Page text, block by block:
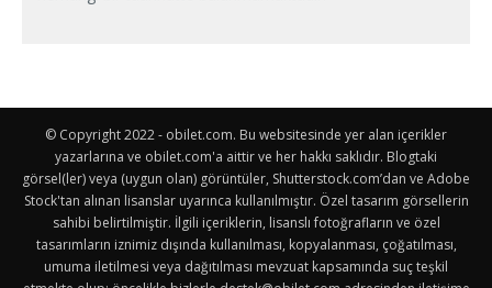
© Copyright 2022 - obilet.com. Bu websitesinde yer alan içerikler
yazarlarına ve obilet.com'a aittir ve her hakkı saklıdır. Blogtaki
görsel(ler) veya (uygun olan) görüntüler, Shutterstock.com’dan ve Adobe
Stock'tan alınan lisanslar uyarınca kullanılmıştır. Özel tasarım görsellerin
sahibi belirtilmiştir. İlgili içeriklerin, lisanslı fotoğrafların ve özel
tasarımların iznimiz dışında kullanılması, kopyalanması, çoğatılması,
umuma iletilmesi veya dağıtılması mevzuat kapsamında suç teşkil